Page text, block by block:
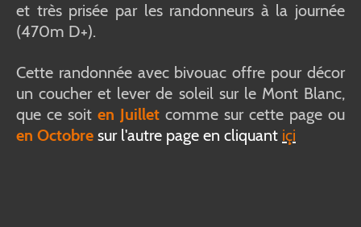
et très prisée par les randonneurs à la journée
(470m D+).
Cette randonnée avec bivouac offre pour décor
un coucher et lever de soleil sur le Mont Blanc,
que ce soit en Juillet comme sur cette page ou
en Octobre sur l'autre page en cliquant içi